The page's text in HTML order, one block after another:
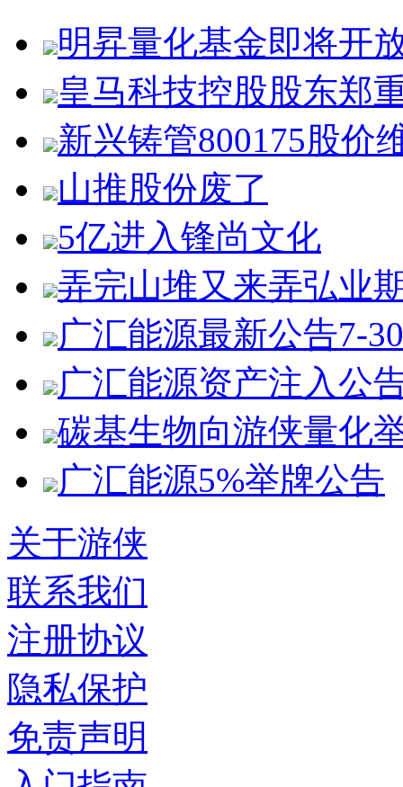
明昇量化基金即将开
皇马科技控股股东郑
新兴铸管800175股价
山推股份废了
5亿进入锋尚文化
弄完山堆又来弄弘业
广汇能源最新公告7-30
广汇能源资产注入公
碳基生物向游侠量化
广汇能源5%举牌公告
关于游侠
联系我们
注册协议
隐私保护
免责声明